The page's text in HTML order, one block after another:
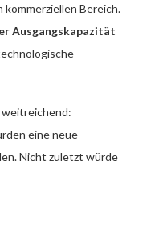
Bereich.
Ausgangskapazität
eine neue
Nicht zuletzt würde